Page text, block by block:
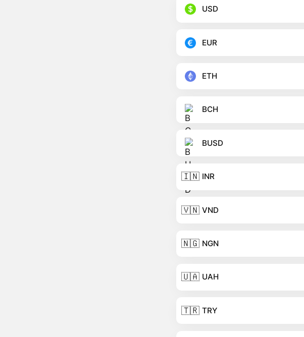
USD
EUR
ETH
BCH
BUSD
🇮🇳 INR
🇻🇳 VND
🇳🇬 NGN
🇺🇦 UAH
🇹🇷 TRY